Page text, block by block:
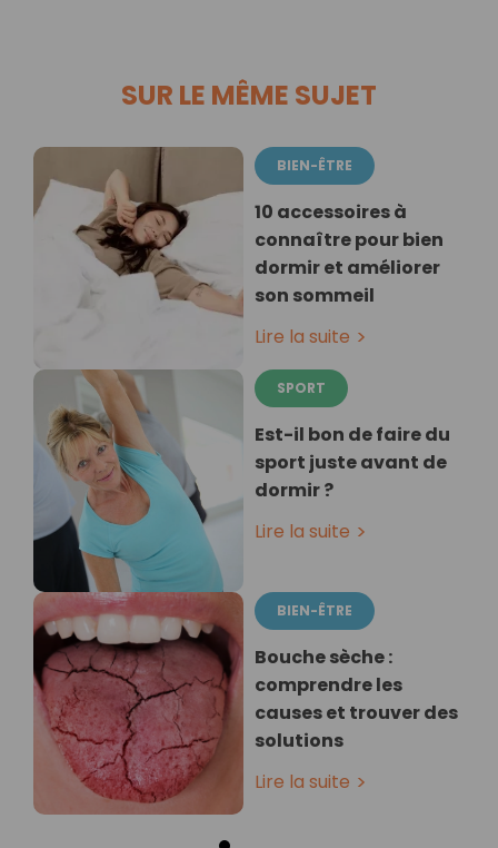
SUR LE MÊME SUJET
BIEN-ÊTRE
10 accessoires à
connaître pour bien
dormir et améliorer
son sommeil
Lire la suite
SPORT
Est-il bon de faire du
sport juste avant de
dormir ?
Lire la suite
BIEN-ÊTRE
Bouche sèche :
comprendre les
causes et trouver des
solutions
Lire la suite